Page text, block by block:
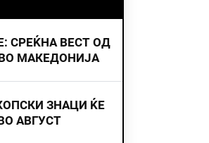
СРЕЌНА ВЕСТ ОД
МАКЕДОНИЈА
ЗНАЦИ ЌЕ
АВГУСТ